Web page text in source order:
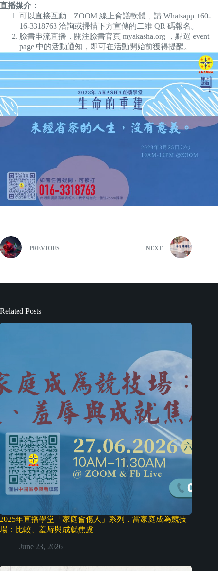
直播媒介：
可以直接互動．ZOOM 線上會議軟體，請 Whatsapp +60-
16-3318763 洽詢或掃描下方宣傳的二維 QR 碼報名。
臉書串流直播．關注臉書官頁 myakasha.org ，點選 event
page 中的活動通知，即可在活動開始前獲得提醒。
PREVIOUS NEXT
Related Posts
2025年直播學堂「家庭會傷人」系列．當家庭成為競技
場：比較、羞辱與成就焦慮
June 23, 2026